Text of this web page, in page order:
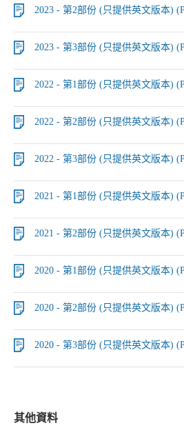
2023 - 第2部份 (只提供英文版本)
2023 - 第3部份 (只提供英文版本)
2022 - 第1部份 (只提供英文版本)
2022 - 第2部份 (只提供英文版本)
2022 - 第3部份 (只提供英文版本)
2021 - 第1部份 (只提供英文版本)
2021 - 第2部份 (只提供英文版本)
2020 - 第1部份 (只提供英文版本)
2020 - 第2部份 (只提供英文版本)
2020 - 第3部份 (只提供英文版本)
其他資料